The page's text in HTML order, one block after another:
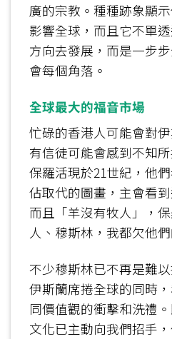
廣的宗教。種種跡象顯
影響全球，而且它不單
方向去發展，而是一步
會每個角落。
全球最大的福音市場
忙碌的香港人可能會對
有信徒可能會感到不知
保羅活現於21世紀，他
佔取代的圖畫，主會看
而且「羊沒有牧人」，
人、穆斯林，我都欠他
不少穆斯林已不再是難
伊斯蘭席捲全球的同時
同價值觀的衝擊和洗禮
文化已主動向我們招手